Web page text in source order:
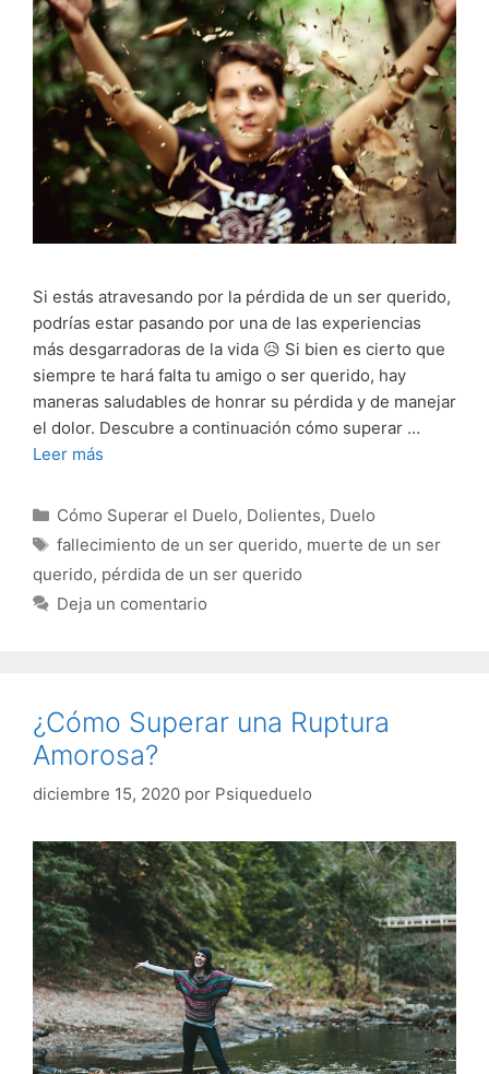
Si estás atravesando por la pérdida de un ser querido,
podrías estar pasando por una de las experiencias
más desgarradoras de la vida 😥 Si bien es cierto que
siempre te hará falta tu amigo o ser querido, hay
maneras saludables de honrar su pérdida y de manejar
el dolor. Descubre a continuación cómo superar …
Leer más
Categorías
Cómo Superar el Duelo, Dolientes, Duelo
Etiquetas
fallecimiento de un ser querido, muerte de un ser
querido, pérdida de un ser querido
Deja un comentario
¿Cómo Superar una Ruptura
Amorosa?
diciembre 15, 2020 por Psiqueduelo